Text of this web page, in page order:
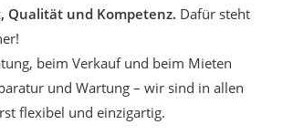
Qualität und Kompetenz. Dafür steht
beim Verkauf und beim Mieten
und Wartung – wir sind in allen
flexibel und einzigartig.